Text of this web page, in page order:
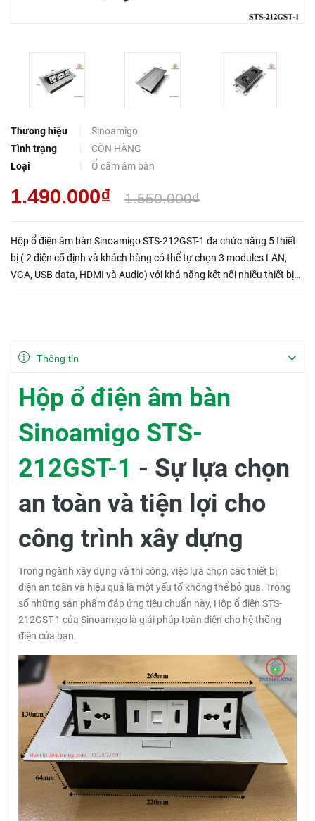
Thương hiệu
Sinoamigo
Tình trạng
CÒN HÀNG
Loại
Ổ cắm âm bàn
1.490.000₫ 1.550.000₫
Hộp ổ điện âm bàn Sinoamigo STS-212GST-1 đa chức năng 5 thiết
bị ( 2 điện cố định và khách hàng có thể tự chọn 3 modules LAN,
VGA, USB data, HDMI và Audio) với khả năng kết nối nhiều thiết bị
Thông tin
Hộp ổ điện âm bàn
Sinoamigo STS-
212GST-1 - Sự lựa chọn
an toàn và tiện lợi cho
công trình xây dựng
Trong ngành xây dựng và thi công, việc lựa chọn các thiết bị
điện an toàn và hiệu quả là một yếu tố không thể bỏ qua. Trong
số những sản phẩm đáp ứng tiêu chuẩn này, Hộp ổ điện STS-
212GST-1 của Sinoamigo là giải pháp toàn diện cho hệ thống
điện của bạn.